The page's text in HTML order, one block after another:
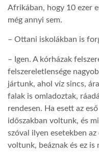
Afrikában, hogy 10 ezer
még annyi sem.
– Ottani iskolákban is
– Igen. A kórházak
felszereletlensége
jártunk, ahol víz sincs,
falak is omladoztak,
rendesen. Ha esett az
időszakban voltunk, és
szóval ilyen esetekben
voltunk, beáznak és ez